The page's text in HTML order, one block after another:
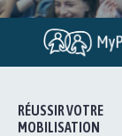
RÉUSSIR VOTRE
MOBILISATION